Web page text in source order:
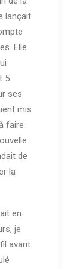
lançait
Elle
5
ses
mis
faire
de
la
en
je
avant